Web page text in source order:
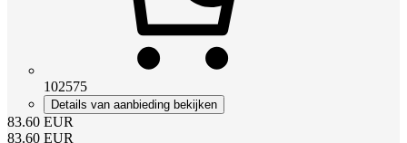
102575
Details van aanbieding bekijken
83.60 EUR
83.60 EUR